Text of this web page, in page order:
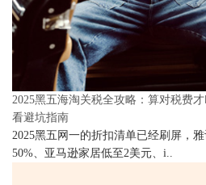
2025黑五海淘关税全攻略：算对税费
看避坑指南
2025黑五网一的折扣清单已经刷屏，
50%、亚马逊家居低至2美元、i..